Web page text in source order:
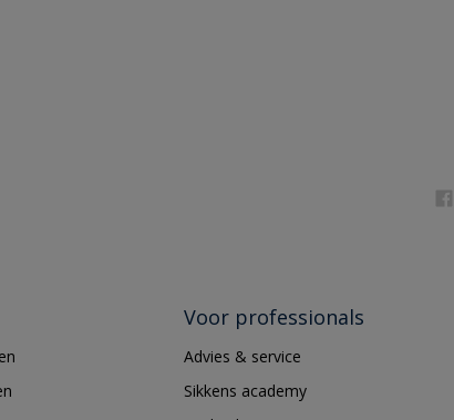
Voor professionals
Advies & service
Sikkens academy